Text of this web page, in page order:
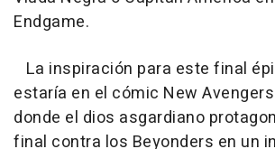
Endgame.
La inspiración para este final
estaría en el cómic New
donde el dios asgardiano
final contra los Beyonders en un